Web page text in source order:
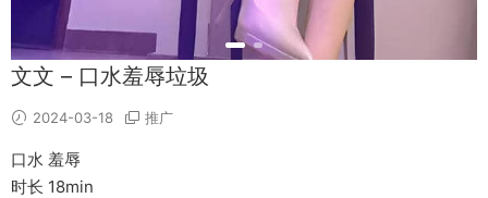
文文 – 口水羞辱垃圾
2024-03-18 推广
口水 羞辱
时长 18min